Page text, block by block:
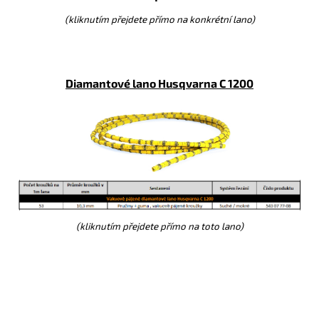
(kliknutím přejdete přímo na konkrétní lano)
Diamantové lano Husqvarna C 1200
(kliknutím přejdete přímo na toto lano)